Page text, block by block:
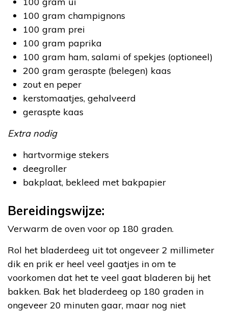
100 gram champignons
100 gram prei
100 gram paprika
100 gram ham, salami of spekjes (optioneel)
200 gram geraspte (belegen) kaas
zout en peper
kerstomaatjes, gehalveerd
geraspte kaas
Extra nodig
hartvormige stekers
deegroller
bakplaat, bekleed met bakpapier
Bereidingswijze:
Verwarm de oven voor op 180 graden.
Rol het bladerdeeg uit tot ongeveer 2 millimeter
dik en prik er heel veel gaatjes in om te
voorkomen dat het te veel gaat bladeren bij het
bakken. Bak het bladerdeeg op 180 graden in
ongeveer 20 minuten gaar, maar nog niet